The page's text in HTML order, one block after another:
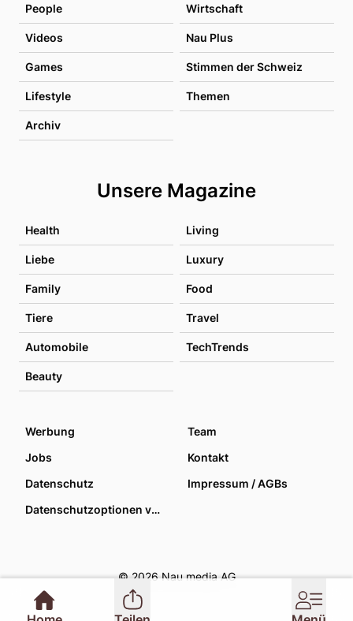
People Wirtschaft
Videos Nau Plus
Games Stimmen der Schweiz
Lifestyle Themen
Archiv
Unsere Magazine
Health Living
Liebe Luxury
Family Food
Tiere Travel
Automobile TechTrends
Beauty
Werbung
Team
Jobs
Kontakt
Datenschutz
Impressum / AGBs
Datenschutzoptionen verwalten
© 2026 Nau media AG